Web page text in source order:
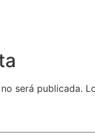
será publicada.